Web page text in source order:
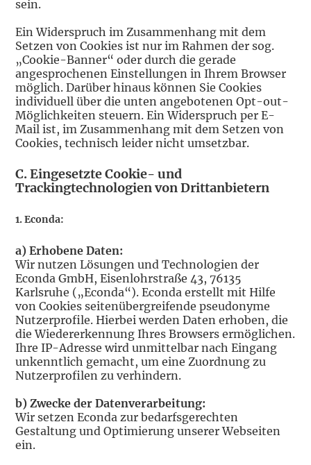
sein.
Ein Widerspruch im Zusammenhang mit dem
Setzen von Cookies ist nur im Rahmen der sog.
„Cookie-Banner“ oder durch die gerade
angesprochenen Einstellungen in Ihrem Browser
möglich. Darüber hinaus können Sie Cookies
individuell über die unten angebotenen Opt-out-
Möglichkeiten steuern. Ein Widerspruch per E-
Mail ist, im Zusammenhang mit dem Setzen von
Cookies, technisch leider nicht umsetzbar.
C.Eingesetzte Cookie- und
Trackingtechnologien von Drittanbietern
1. Econda:
a) Erhobene Daten:
Wir nutzen Lösungen und Technologien der
Econda GmbH, Eisenlohrstraße 43, 76135
Karlsruhe („Econda“). Econda erstellt mit Hilfe
von Cookies seitenübergreifende pseudonyme
Nutzerprofile. Hierbei werden Daten erhoben, die
die Wiedererkennung Ihres Browsers ermöglichen.
Ihre IP-Adresse wird unmittelbar nach Eingang
unkenntlich gemacht, um eine Zuordnung zu
Nutzerprofilen zu verhindern.
b) Zwecke der Datenverarbeitung:
Wir setzen Econda zur bedarfsgerechten
Gestaltung und Optimierung unserer Webseiten
ein.